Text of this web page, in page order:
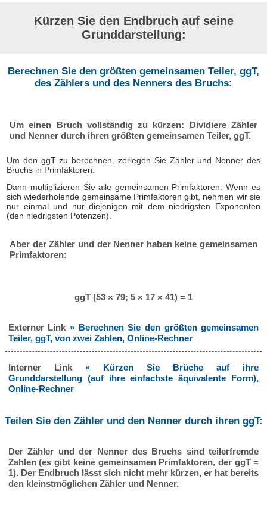
Kürzen Sie den Endbruch auf seine
Grunddarstellung:
Berechnen Sie den größten gemeinsamen Teiler, ggT,
des Zählers und des Nenners des Bruchs:
Um einen Bruch vollständig zu kürzen: Dividiere Zähler
und Nenner durch ihren größten gemeinsamen Teiler, ggT.
Um den ggT zu berechnen, zerlegen Sie Zähler und Nenner des
Bruchs in Primfaktoren.
Dann multiplizieren Sie alle gemeinsamen Primfaktoren: Wenn es
sich wiederholende gemeinsame Primfaktoren gibt, nehmen wir sie
nur einmal und nur diejenigen mit dem niedrigsten Exponenten
(den niedrigsten Potenzen).
Aber der Zähler und der Nenner haben keine gemeinsamen
Primfaktoren:
ggT (53 × 79; 5 × 17 × 41) = 1
Externer Link» Berechnen Sie den größten gemeinsamen
Teiler, ggT, von zwei Zahlen, Online-Rechner
Interner Link » Kürzen Sie Brüche auf ihre
Grunddarstellung (auf ihre einfachste äquivalente Form),
Online-Rechner
Teilen Sie den Zähler und den Nenner durch ihren ggT:
Der Zähler und der Nenner des Bruchs sind teilerfremde
Zahlen (es gibt keine gemeinsamen Primfaktoren, der ggT =
1). Der Endbruch lässt sich nicht mehr kürzen, er hat bereits
den kleinstmöglichen Zähler und Nenner.